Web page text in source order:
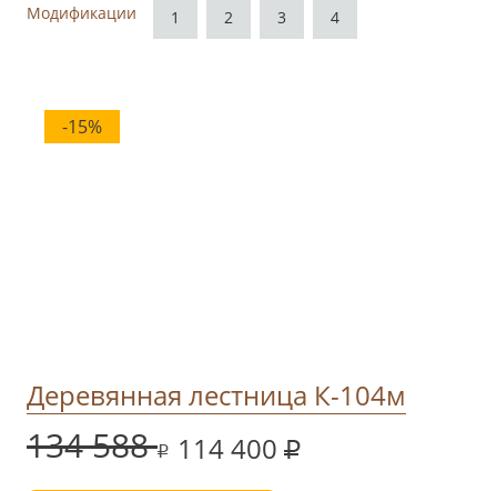
Модификации 1 2 3 4
-15%
Деревянная лестница К-104м
134 588 114 400